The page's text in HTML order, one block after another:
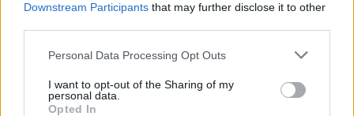
Downstream Participants that may further disclose it to other
Personal Data Processing Opt Outs
I want to opt-out of the Sharing of my
personal data.
Opted In